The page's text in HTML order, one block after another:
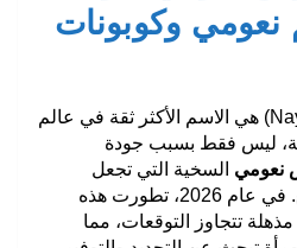
وكوبونات
تظل علامة “نعومي” (Nayomi) هي الاسم الأكثر ثقة في عالم
ليس فقط بسبب جودة
نعومي السخية التي تجعل
الفخامة في متناول الجميع. في عام 2026، تطورت هذه
تتجاوز التوقعات، مما